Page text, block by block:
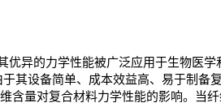
优异的力学性能被广泛应用于生物医
于其设备简单、成本效益高、易于制备
含量对复合材料力学性能的影响。当